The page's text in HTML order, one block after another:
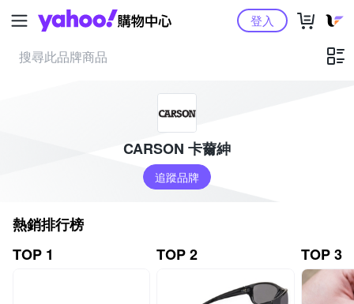
Yahoo購物中心登入
CARSON 卡薾紳
追蹤品牌
熱銷排行榜
TOP 1
TOP 2 TOP 3